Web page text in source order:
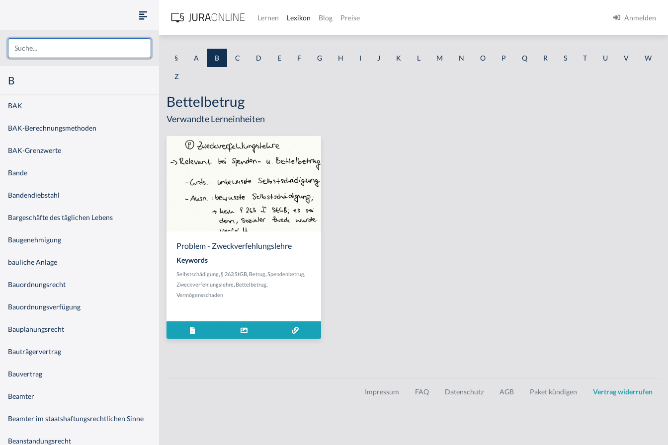
B
BAK
BAK-Berechnungsmethoden
BAK-Grenzwerte
Bande
Bandendiebstahl
Bargeschäfte des täglichen Lebens
Baugenehmigung
bauliche Anlage
Bauordnungsrecht
Bauordnungsverfügung
Bauplanungsrecht
Bauträgervertrag
Bauvertrag
Beamter
Beamter im staatshaftungsrechtlichen Sinne
Beanstandungsrecht
Lernen Lexikon Blog Preise Anmelden
§ A B C D E F G H I J K L M N O P Q R S T U V W
Z
Bettelbetrug
Verwandte Lerneinheiten
Problem - Zweckverfehlungslehre
Keywords
Selbstschädigung,§ 263 StGB, Betrug,Spendenbetrug,
Zweckverfehlungslehre, Bettelbetrug,
Vermögensschaden
Impressum FAQ Datenschutz AGB Paket kündigen Vertrag widerrufen